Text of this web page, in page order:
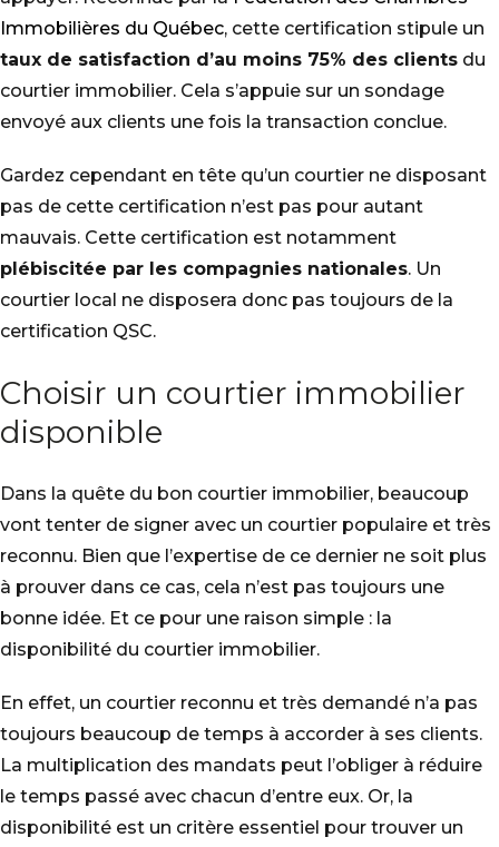
Immobilières du Québec, cette certification stipule un
taux de satisfaction d’au moins 75% des clients du
courtier immobilier. Cela s’appuie sur un sondage
envoyé aux clients une fois la transaction conclue.
Gardez cependant en tête qu’un courtier ne disposant
pas de cette certification n’est pas pour autant
mauvais. Cette certification est notamment
plébiscitée par les compagnies nationales. Un
courtier local ne disposera donc pas toujours de la
certification QSC.
Choisir un courtier immobilier
disponible
Dans la quête du bon courtier immobilier, beaucoup
vont tenter de signer avec un courtier populaire et très
reconnu. Bien que l’expertise de ce dernier ne soit plus
à prouver dans ce cas, cela n’est pas toujours une
bonne idée. Et ce pour une raison simple : la
disponibilité du courtier immobilier.
En effet, un courtier reconnu et très demandé n’a pas
toujours beaucoup de temps à accorder à ses clients.
La multiplication des mandats peut l’obliger à réduire
le temps passé avec chacun d’entre eux. Or, la
disponibilité est un critère essentiel pour trouver un